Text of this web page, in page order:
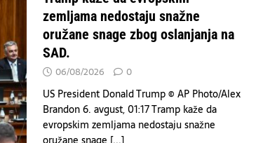
zemljama nedostaju snažne
oružane snage zbog oslanjanja na
SAD.
06/08/2026 0
US President Donald Trump © AP Photo/Alex
Brandon 6. avgust, 01:17 Tramp kaže da
evropskim zemljama nedostaju snažne